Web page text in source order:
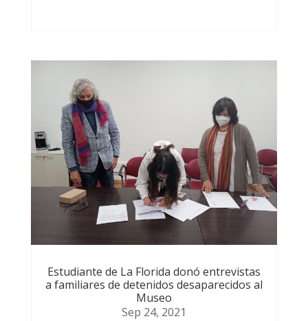
Estudiante de La Florida donó entrevistas
a familiares de detenidos desaparecidos al
Museo
Sep 24, 2021